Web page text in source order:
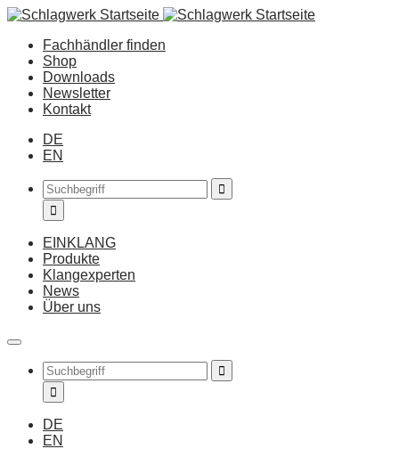
Fachhändler finden
Shop
Downloads
Newsletter
Kontakt
DE
EN
EINKLANG
Produkte
Klangexperten
News
Über uns
DE
EN